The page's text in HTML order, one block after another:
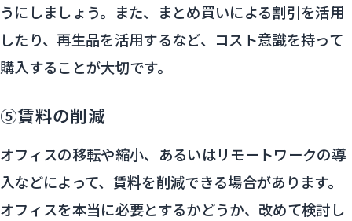
うにしましょう。また、まとめ買いによる割引を活用
したり、再生品を活用するなど、コスト意識を持って
購入することが大切です。
⑤賃料の削減
オフィスの移転や縮小、あるいはリモートワークの導
入などによって、賃料を削減できる場合があります。
オフィスを本当に必要とするかどうか、改めて検討し